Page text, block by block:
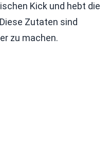
Kick und hebt die
Zutaten sind
zu machen.